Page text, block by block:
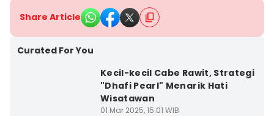
Share Article
Curated For You
Kecil-kecil Cabe Rawit, Strategi
"Dhafi Pearl" Menarik Hati
Wisatawan
01 Mar 2025, 15:01 WIB